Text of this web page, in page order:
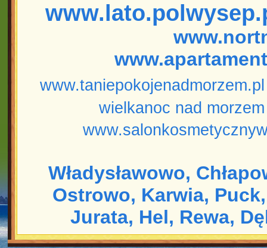
www.taniepokojenadmorzem.pl
wielkanoc nad
Władysławowo,
Ostrowo, Karwia, Puck,
Jurata, Hel, Rewa,